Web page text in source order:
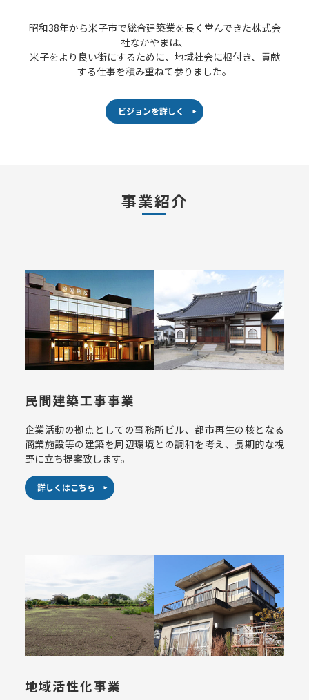
昭和38年から米子市で総合建築業を長く営んできた株式会
社なかやまは、
米子をより良い街にするために、地域社会に根付き、貢献
する仕事を積み重ねて参りました。
ビジョンを詳しく
事業紹介
民間建築工事事業
企業活動の拠点としての事務所ビル、都市再生の核となる
商業施設等の建築を周辺環境との調和を考え、長期的な視
野に立ち提案致します。
詳しくはこちら
地域活性化事業